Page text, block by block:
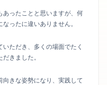
ったことと思いますが、何
ったに違いありません。
ただき、多くの場面でたく
きました。
向きな姿勢になり、実践して